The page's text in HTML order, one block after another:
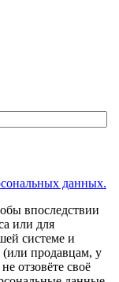
данных.
впоследствии
или для
системе и
продавцам, у
отзовёте своё